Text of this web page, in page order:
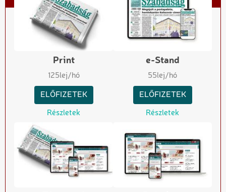
Print
125lej/hó
ELŐFIZETEK
Részletek
e-Stand
55lej/hó
ELŐFIZETEK
Részletek